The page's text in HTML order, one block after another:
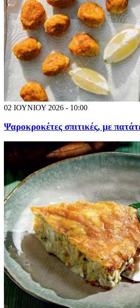
02 ΙΟΥΝΙΟΥ 2026 - 10:00
Ψαροκροκέτες σπιτικές, με